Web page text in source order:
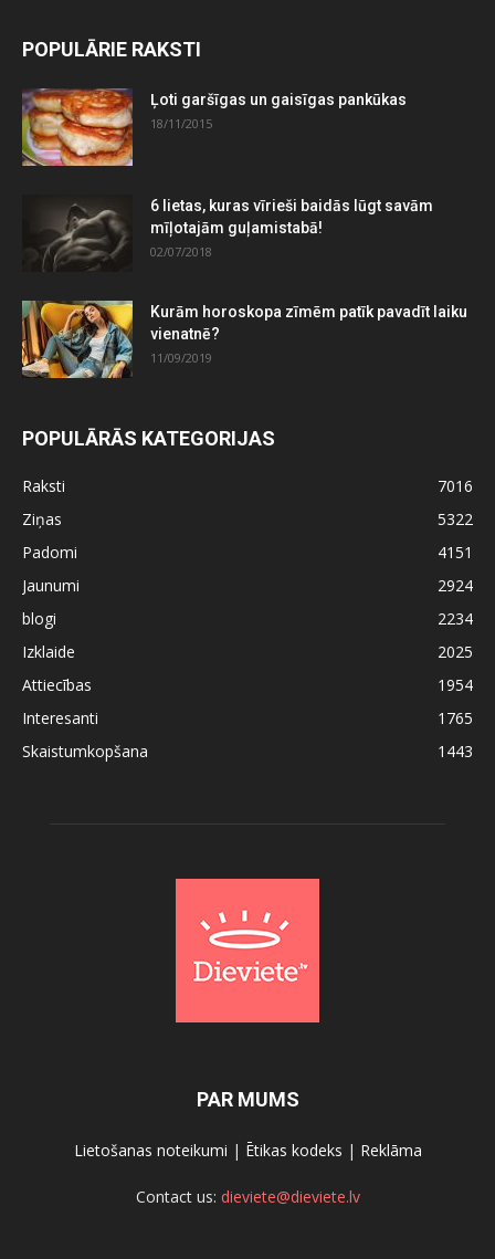
POPULĀRIE RAKSTI
Ļoti garšīgas un gaisīgas pankūkas
18/11/2015
6 lietas, kuras vīrieši baidās lūgt savām
mīļotajām guļamistabā!
02/07/2018
Kurām horoskopa zīmēm patīk pavadīt laiku
vienatnē?
11/09/2019
POPULĀRĀS KATEGORIJAS
Raksti
7016
Ziņas
5322
Padomi
4151
Jaunumi
2924
blogi
2234
Izklaide
2025
Attiecības
1954
Interesanti
1765
Skaistumkopšana
1443
PAR MUMS
Lietošanas noteikumi | Ētikas kodeks | Reklāma
Contact us: dieviete@dieviete.lv